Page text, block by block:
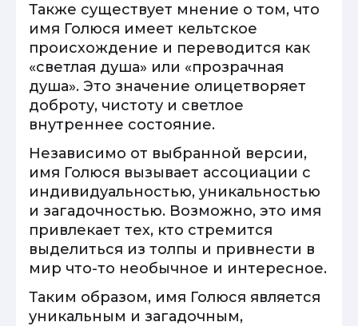
Также существует мнение о том, что
имя Голюся имеет кельтское
происхождение и переводится как
«светлая душа» или «прозрачная
душа». Это значение олицетворяет
доброту, чистоту и светлое
внутреннее состояние.
Независимо от выбранной версии,
имя Голюся вызывает ассоциации с
индивидуальностью, уникальностью
и загадочностью. Возможно, это имя
привлекает тех, кто стремится
выделиться из толпы и привнести в
мир что-то необычное и интересное.
Таким образом, имя Голюся является
уникальным и загадочным,